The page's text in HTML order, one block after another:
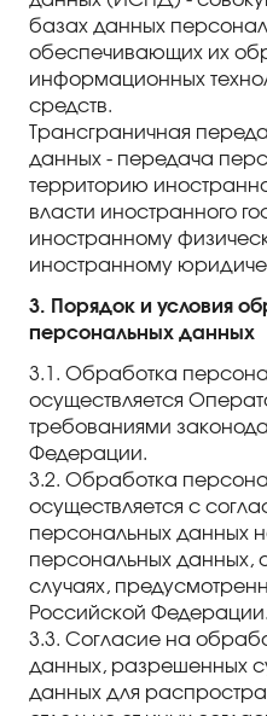
базах данных
обеспечивающих их
информационных
средств.
Трансграничная
данных - передача
территорию
власти иностранного
иностранному
иностранному
3. Порядок и условия
персональных данных
3.1. Обработка
осуществляется
требованиями
Федерации.
3.2. Обработка
осуществляется с
персональных данных
персональных данных,
случаях,
Российской Федерации.
3.3. Согласие на
данных, разрешенных
данных для